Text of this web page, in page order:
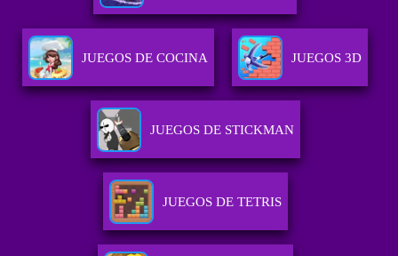
JUEGOS DE COCINA JUEGOS 3D
JUEGOS DE STICKMAN
JUEGOS DE TETRIS